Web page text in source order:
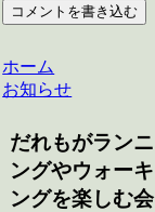
コメントを書き込む
ホーム
お知らせ
だれもがランニ
ングやウォーキ
ングを楽しむ会